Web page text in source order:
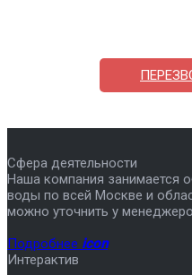
Сфера деятельности
Наша компания занимается
воды по всей Москве и
можно уточнить у
Подробнее icon
Интерактив